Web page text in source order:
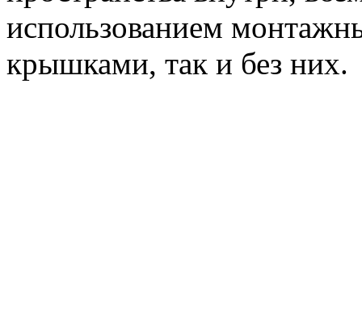
использованием
крышками, так и без них.